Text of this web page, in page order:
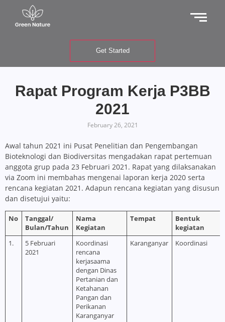
Get Started
Rapat Program Kerja P3BB
2021
February 26, 2021
Awal tahun 2021 ini Pusat Penelitian dan Pengembangan
Bioteknologi dan Biodiversitas mengadakan rapat pertemuan
anggota grup pada 23 Februari 2021. Rapat yang dilaksanakan
via Zoom ini membahas mengenai laporan kerja 2020 serta
rencana kegiatan 2021. Adapun rencana kegiatan yang disusun
dan disetujui yaitu:
No Tanggal/
Bulan/Tahun
Nama
Kegiatan
Tempat
Bentuk
kegiatan
1.
5 Februari
2021
Koordinasi
rencana
kerjasaama
dengan Dinas
Pertanian dan
Ketahanan
Pangan dan
Perikanan
Karanganyar
Karanganyar Koordinasi